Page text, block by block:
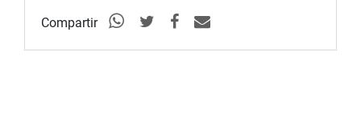
Compartir